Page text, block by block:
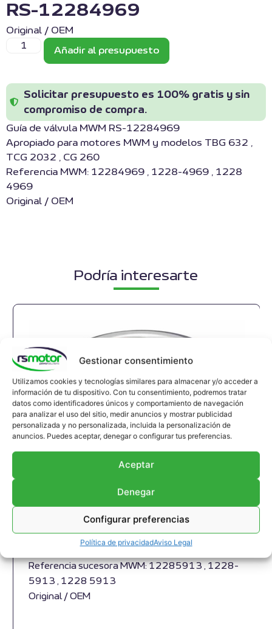
Gestionar consentimiento
Utilizamos cookies y tecnologías similares para almacenar y/o acceder a
información de tu dispositivo. Con tu consentimiento, podremos tratar
datos como identificadores únicos y comportamiento de navegación
para analizar el uso del sitio, medir anuncios y mostrar publicidad
personalizada y no personalizada, incluida la personalización de
anuncios. Puedes aceptar, denegar o configurar tus preferencias.
Aceptar
Denegar
Configurar preferencias
Política de privacidadAviso Legal
RS-12284969
Original / OEM
Añadir al presupuesto
Solicitar presupuesto es 100% gratis y sin
compromiso de compra.
Guía de válvula MWM RS-12284969
Apropiado para motores MWM y modelos TBG 632 ,
TCG 2032 , CG 260
Referencia MWM: 12284969 , 1228-4969 , 1228
4969
Original / OEM
Podría interesarte
Compensador MWM RS-12280215
Compensador MWM RS-12280215
Apropiado para motores MWM y modelos TBG
632 , TCG 2032 , CG 260
Referencia MWM: 12280215 , 1228-0215 ,
Referencia sucesora MWM: 12285913 , 1228-
5913 , 1228 5913
Original / OEM